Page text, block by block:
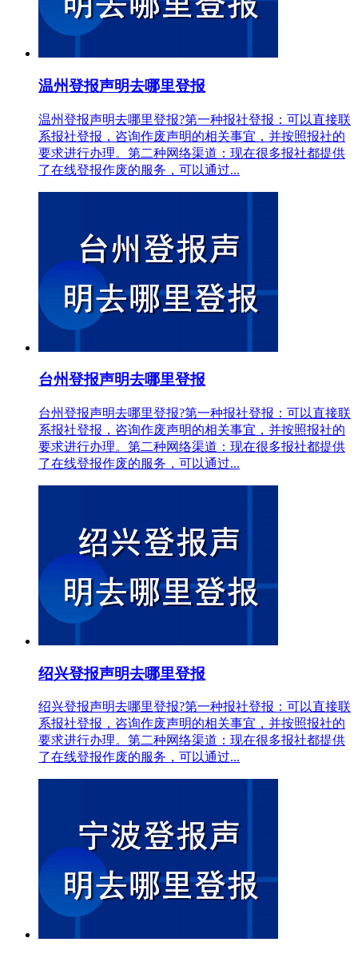
温州登报声明去哪里登报
温州登报声明去哪里登报?第一种报社登报：可以直接联
系报社登报，咨询作废声明的相关事宜，并按照报社的
要求进行办理。第二种网络渠道：现在很多报社都提供
了在线登报作废的服务，可以通过...
台州登报声明去哪里登报
台州登报声明去哪里登报?第一种报社登报：可以直接联
系报社登报，咨询作废声明的相关事宜，并按照报社的
要求进行办理。第二种网络渠道：现在很多报社都提供
了在线登报作废的服务，可以通过...
绍兴登报声明去哪里登报
绍兴登报声明去哪里登报?第一种报社登报：可以直接联
系报社登报，咨询作废声明的相关事宜，并按照报社的
要求进行办理。第二种网络渠道：现在很多报社都提供
了在线登报作废的服务，可以通过...